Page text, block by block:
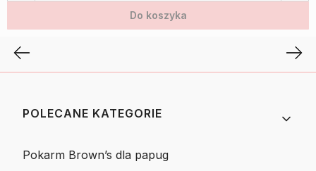
Do koszyka
Linki w stopce
POLECANE KATEGORIE
Pokarm Brown’s dla papug